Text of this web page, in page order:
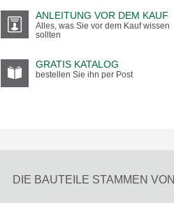
ANLEITUNG VOR DEM KAUF
Alles, was Sie vor dem Kauf wissen
sollten
GRATIS KATALOG
bestellen Sie ihn per Post
DIE BAUTEILE STAMMEN VON